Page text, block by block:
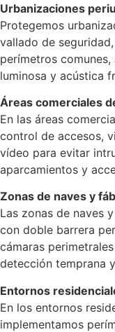
Urbanizaciones
Protegemos
vallado de
perímetros
luminosa y acústica
Áreas comerciales
En las áreas
control de accesos,
vídeo para evitar
aparcamientos y
Zonas de naves y
Las zonas de naves
con doble barrera
cámaras
detección temprana
Entornos
En los entornos
implementamos